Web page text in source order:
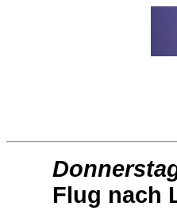
Flug nach